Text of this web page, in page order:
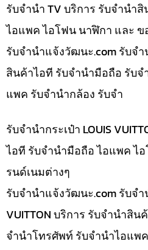
รับจำนำ TV บริการ รับจำนำ
ไอแพค ไอโฟน นาฬิกา และ ข
รับจํานําแจ้งวัฒนะ.com รับจำ
สินค้าไอที รับจำนำมือถือ รับ
แพค รับจำนำกล้อง รับจำ
รับจำนำกระเป๋า LOUIS
ไอที รับจำนำมือถือ ไอแพค ไ
รนด์เนมต่างๆ
รับจํานําแจ้งวัฒนะ.com รับจำ
VUITTON บริการ รับจำนำสิ
จำนำโทรศัพท์ รับจำนำไอแพค